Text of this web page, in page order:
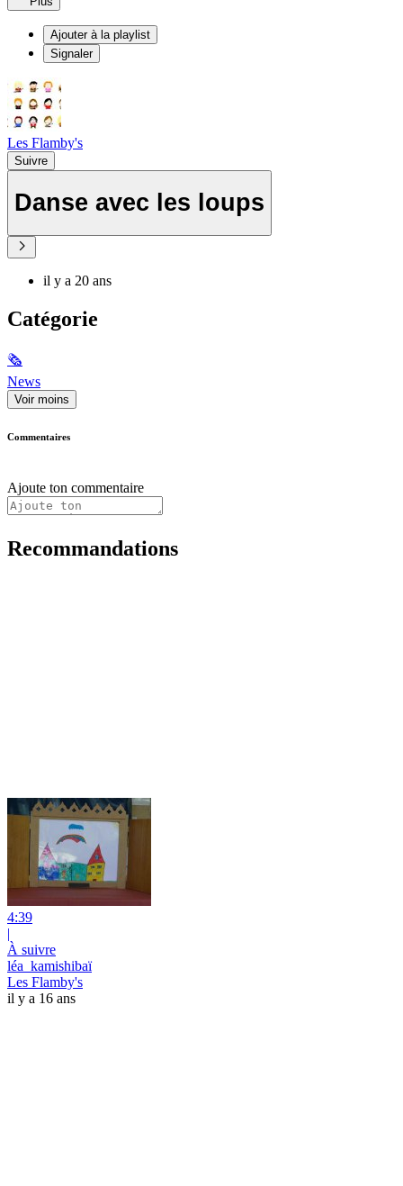
Ajouter à la playlist
Signaler
Les Flamby's
Suivre
Danse avec les loups
il y a 20 ans
Catégorie
🗞
News
Voir moins
Commentaires
Ajoute ton commentaire
Recommandations
4:39
|
À suivre
léa_kamishibaï
Les Flamby's
il y a 16 ans